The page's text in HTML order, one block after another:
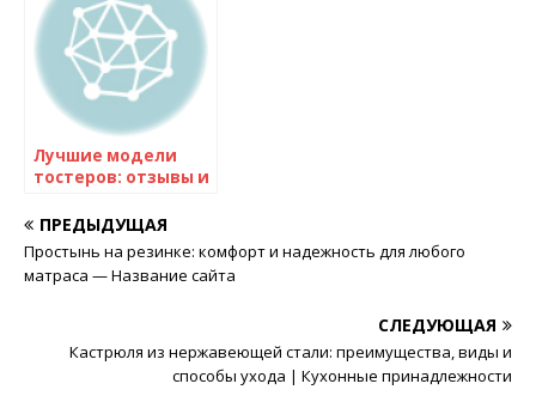
Лучшие модели
тостеров: отзывы и
ПРЕДЫДУЩАЯ
Простынь на резинке: комфорт и надежность для любого
матраса — Название сайта
СЛЕДУЮЩАЯ
Кастрюля из нержавеющей стали: преимущества, виды и
способы ухода | Кухонные принадлежности